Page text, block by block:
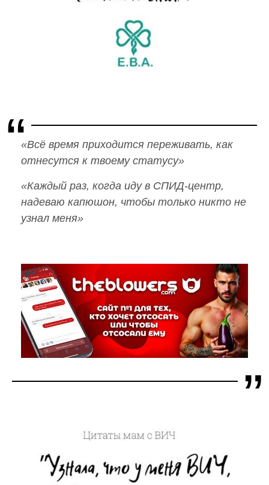
«Всё время приходится переживать, как
отнесутся к твоему статусу»
«Каждый раз, когда иду в СПИД-центр,
надеваю капюшон, чтобы только никто не
узнал меня»